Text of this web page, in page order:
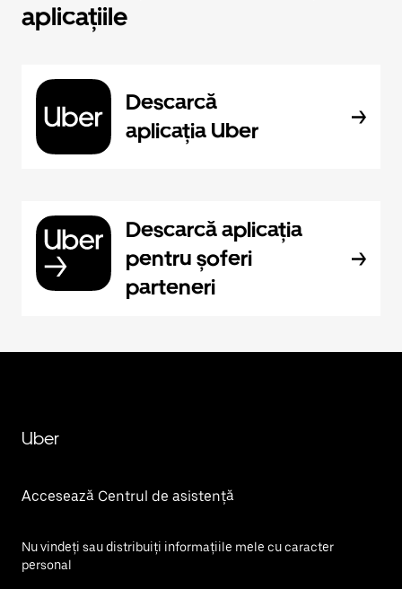
aplicațiile
Descarcă
aplicația Uber
Descarcă aplicația
pentru șoferi
parteneri
Uber
Accesează Centrul de asistență
Nu vindeți sau distribuiți informațiile mele cu caracter
personal